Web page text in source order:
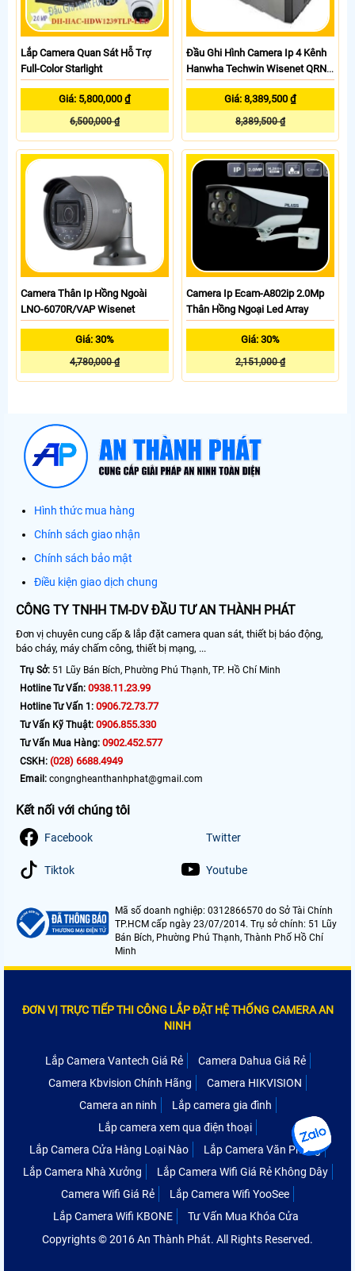
Lắp Camera Quan Sát Hỗ Trợ
Full-Color Starlight
Giá: 5,800,000 ₫
6,500,000 ₫
Đầu Ghi Hình Camera Ip 4 Kênh
Hanwha Techwin Wisenet QRN-
Giá: 8,389,500 ₫
8,389,500 ₫
Camera Thân Ip Hồng Ngoài
LNO-6070R/VAP Wisenet
Giá: 30%
4,780,000 ₫
Camera Ip Ecam-A802ip 2.0Mp
Thân Hồng Ngoại Led Array
Giá: 30%
2,151,000 ₫
Hình thức mua hàng
Chính sách giao nhận
Chính sách bảo mật
Điều kiện giao dịch chung
CÔNG TY TNHH TM-DV ĐẦU TƯ AN THÀNH PHÁT
Đơn vị chuyên cung cấp & lắp đặt camera quan sát, thiết bị báo động,
báo cháy, máy chấm công, thiết bị mạng, ...
Trụ Sở: 51 Lũy Bán Bích, Phường Phú Thạnh, TP. Hồ Chí Minh
Hotline Tư Vấn: 0938.11.23.99
Hotline Tư Vấn 1: 0906.72.73.77
Tư Vấn Kỹ Thuật: 0906.855.330
Tư Vấn Mua Hàng: 0902.452.577
CSKH: (028) 6688.4949
Email: congngheanthanhphat@gmail.com
Kết nối với chúng tôi
Facebook Twitter
Tiktok Youtube
Mã số doanh nghiệp: 0312866570 do Sở Tài Chính
TP.HCM cấp ngày 23/07/2014. Trụ sở chính: 51 Lũy
Bán Bích, Phường Phú Thạnh, Thành Phố Hồ Chí
Minh
ĐƠN VỊ TRỰC TIẾP THI CÔNG LẮP ĐẶT HỆ THỐNG CAMERA AN
NINH
Lắp Camera Vantech Giá Rẻ
Camera Dahua Giá Rẻ
Camera Kbvision Chính Hãng
Camera HIKVISION
Camera an ninh
Lắp camera gia đình
Lắp camera xem qua điện thoại
Lắp Camera Cửa Hàng Loại Nào
Lắp Camera Văn Phòng
Lắp Camera Nhà Xưởng
Lắp Camera Wifi Giá Rẻ Không Dây
Camera Wifi Giá Rẻ
Lắp Camera Wifi YooSee
Lắp Camera Wifi KBONE
Tư Vấn Mua Khóa Cửa
Copyrights © 2016 An Thành Phát. All Rights Reserved.